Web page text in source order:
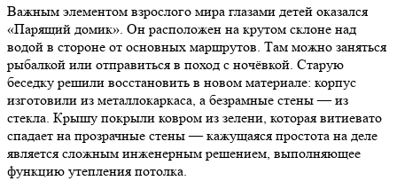
Важным элементом взрослого мира глазами детей оказался
«Парящий домик». Он расположен на крутом склоне над
водой в стороне от основных маршрутов. Там можно заняться
рыбалкой или отправиться в поход с ночёвкой. Старую
беседку решили восстановить в новом материале: корпус
изготовили из металлокаркаса, а безрамные стены — из
стекла. Крышу покрыли ковром из зелени, которая витиевато
спадает на прозрачные стены — кажущаяся простота на деле
является сложным инженерным решением, выполняющее
функцию утепления потолка.